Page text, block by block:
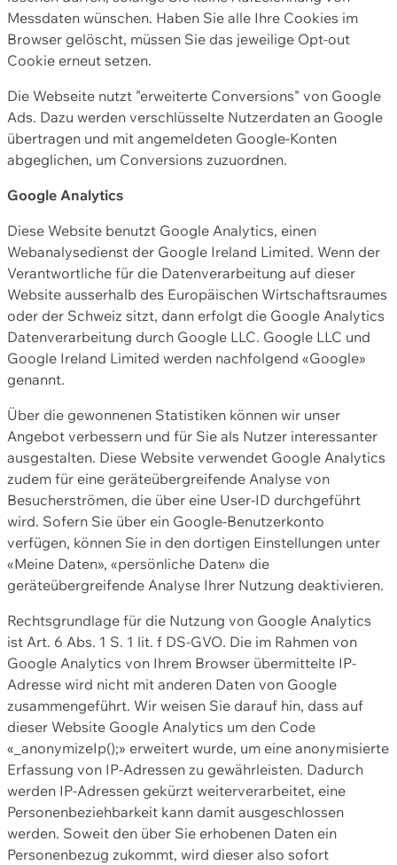
Messdaten wünschen. Haben Sie alle Ihre Cookies im
Browser gelöscht, müssen Sie das jeweilige Opt-out
Cookie erneut setzen.
Die Webseite nutzt "erweiterte Conversions" von Google
Ads. Dazu werden verschlüsselte Nutzerdaten an Google
übertragen und mit angemeldeten Google-Konten
abgeglichen, um Conversions zuzuordnen.
Google Analytics
Diese Website benutzt Google Analytics, einen
Webanalysedienst der Google Ireland Limited. Wenn der
Verantwortliche für die Datenverarbeitung auf dieser
Website ausserhalb des Europäischen Wirtschaftsraumes
oder der Schweiz sitzt, dann erfolgt die Google Analytics
Datenverarbeitung durch Google LLC. Google LLC und
Google Ireland Limited werden nachfolgend «Google»
genannt.
Über die gewonnenen Statistiken können wir unser
Angebot verbessern und für Sie als Nutzer interessanter
ausgestalten. Diese Website verwendet Google Analytics
zudem für eine geräteübergreifende Analyse von
Besucherströmen, die über eine User-ID durchgeführt
wird. Sofern Sie über ein Google-Benutzerkonto
verfügen, können Sie in den dortigen Einstellungen unter
«Meine Daten», «persönliche Daten» die
geräteübergreifende Analyse Ihrer Nutzung deaktivieren.
Rechtsgrundlage für die Nutzung von Google Analytics
ist Art. 6 Abs. 1 S. 1 lit. f DS-GVO. Die im Rahmen von
Google Analytics von Ihrem Browser übermittelte IP-
Adresse wird nicht mit anderen Daten von Google
zusammengeführt. Wir weisen Sie darauf hin, dass auf
dieser Website Google Analytics um den Code
«_anonymizeIp();» erweitert wurde, um eine anonymisierte
Erfassung von IP-Adressen zu gewährleisten. Dadurch
werden IP-Adressen gekürzt weiterverarbeitet, eine
Personenbeziehbarkeit kann damit ausgeschlossen
werden. Soweit den über Sie erhobenen Daten ein
Personenbezug zukommt, wird dieser also sofort